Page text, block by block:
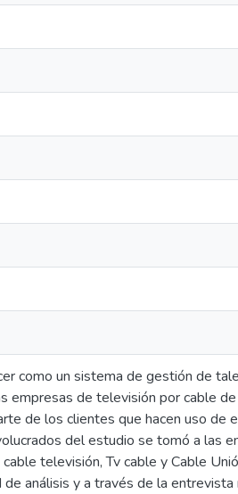
como un sistema de gestión de
de televisión por cable
de los clientes que hacen uso de
del estudio se tomó a las
televisión, Tv cable y Cable
análisis y a través de la